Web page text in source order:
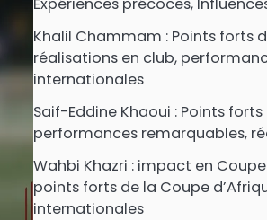
Khalil Chammam : Points forts
réalisations en club,
internationales
Saif-Eddine Khaoui : Points
performances remarquables,
Wahbi Khazri : impact en
points forts de la Coupe
internationales